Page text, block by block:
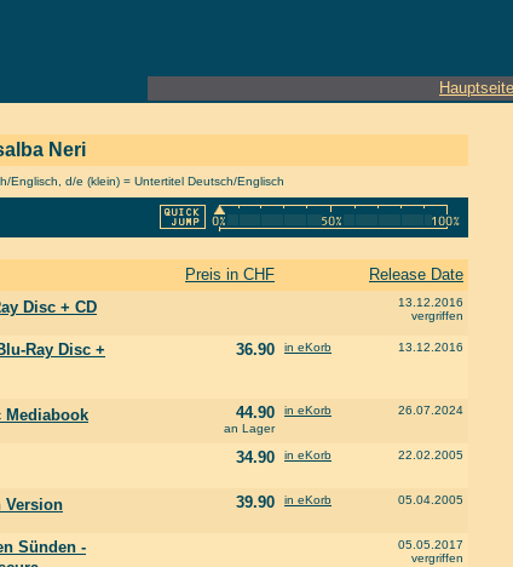
Hauptseite
Neri
Englisch, d/e (klein) = Untertitel Deutsch/Englisch
Preis in CHF
Release Date
Disc + CD
13.12.2016
vergriffen
Ray Disc +
36.90 in eKorb 13.12.2016
Mediabook 44.90
an Lager
in eKorb 26.07.2024
34.90 in eKorb 22.02.2005
Version 39.90 in eKorb 05.04.2005
Sünden -
05.05.2017
vergriffen